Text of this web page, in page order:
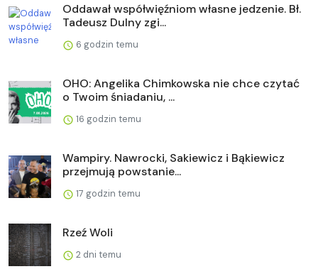
Oddawał współwięźniom własne jedzenie. Bł.
Tadeusz Dulny zgi...
6 godzin temu
OHO: Angelika Chimkowska nie chce czytać
o Twoim śniadaniu, ...
16 godzin temu
Wampiry. Nawrocki, Sakiewicz i Bąkiewicz
przejmują powstanie...
17 godzin temu
Rzeź Woli
2 dni temu